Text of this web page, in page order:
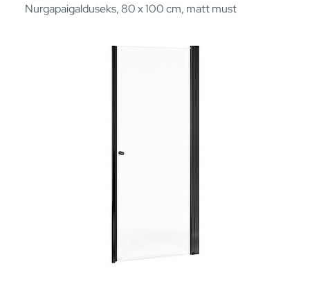
Nurgapaigalduseks, 80 x 100 cm, matt must